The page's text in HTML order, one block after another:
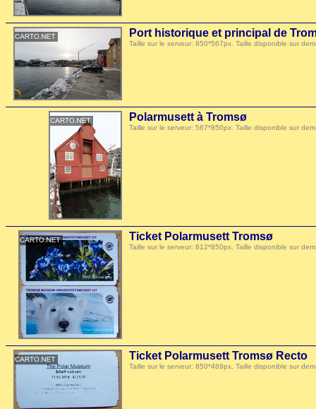
Port historique et principal de
Taille sur le serveur: 850*567px. Taille disponible sur
Polarmusett à Tromsø
Taille sur le serveur: 567*850px. Taille disponible sur
Ticket Polarmusett Tromsø
Taille sur le serveur: 812*850px. Taille disponible sur
Ticket Polarmusett Tromsø Recto
Taille sur le serveur: 850*469px. Taille disponible sur